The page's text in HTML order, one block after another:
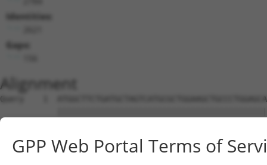
Identities:
Gaps:
Alignment
Query    1  ATGGCTTCTGATGCTAGTCATGCGCTGGAAGCTGCCCTGGAGCAAATGGACGGGATCATTGCAGGCACTAAAAC  74
            ||||||||||||||||||||||||||||||||||||||||||||||||||||||||||||||||||||||||||
Sbjct    1  ATGGCTTCTGATGCTAGTCATGCGCTGGAAGCTGCCCTGGAGCAAATGGACGGGATCATTGCAGGCACTAAAAC  74

Query   75  AGGTGCAGATCTTAGTGATGGTACTTGTGAGCCTGGACTGGCTTCCCCGGCCTCCTACATGAACCCCTTCCCGG  148
            ||||||||||||||||||||||||||||||||||||||||||||||||||||||||||||||||||||||||||
Sbjct   75  AGGTGCAGATCTTAGTGATGGTACTTGTGAGCCTGGACTGGCTTCCCCGGCCTCCTACATGAACCCCTTCCCGG  148

Query  149  TGCTCCATCTCATCGAGGACTTGAGGCTGGCCTTGGAGATGCTGGAGCTTCCTCAGGAGAGAGCAGCCCTCCTG  222
            ||||||||||||||||||||||||||||||||||||||||||||||||||||||||||||||||||||||||||
Sbjct  149  TGCTCCATCTCATCGAGGACTTGAGGCTGGCCTTGGAGATGCTGGAGCTTCCTCAGGAGAGAGCAGCCCTCCTG  222

Query  223  AGCCAGATCCCTGGCCCAACAGCTGCCTACATAAAGGAATGGTTTGAAGAGAGCTTGTCCCAGGTAAACCACCA  296
            ||||||||||||||||||||||||||||||||||||||||||||||||||||||||||||||||||||||||||
Sbjct  223  AGCCAGATCCCTGGCCCAACAGCTGCCTACATAAAGGAATGGTTTGAAGAGAGCTTGTCCCAGGTAAACCACCA  296

Query  297  CAGTGCTGCTAGTAATGAAACCTACCAGGAACGCTTGGCACGTCTAGAAGGGGATAAGGAGTCCCTCATATTGC  370
            ||||||||||||||||||||||||||||||||||||||||||||||||||||||||||||||||||||||||||
Sbjct  297  CAGTGCTGCTAGTAATGAAACCTACCAGGAACGCTTGGCACGTCTAGAAGGGGATAAGGAGTCCCTCATATTGC  370

Query  371  AGGTGAGTGTCATCACAGACCAAGTAGAAGCCCAGGGAGAAAAGATTCGAGACCTGGAAGTGTGTCTGGAAGGA  444
            |||||||||||.||||||||||||||||||||||||||||||||||||||||||||||||||||||||||||||
Sbjct  371  AGGTGAGTGTCCTCACAGACCAAGTAGAAGCCCAGGGAGAAAAGATTCGAGACCTGGAAGTGTGTCTGGAAGGA  444

Query  445  CACCAGGTGAAACTCAATGCTGCTGAAGAGATGCTTCAACAGGAGCTGCTAAGCCGCACATCTCTTGAGACCCA  518
            ||||||||||||||||||||||||||||||||||||||||||||||||||||||||||||||||||||||||||
Sbjct  445  CACCAGGTGAAACTCAATGCTGCTGAAGAGATGCTTCAACAGGAGCTGCTAAGCCGCACATCTCTTGAGACCCA  518

Query  519  GAAGCTCGATCTGATGACTGAAGTGTCTGAGCTGAAGCTCAAGCTGGTTGGCATGGAGAAGGAGCAGAGAGAGC  592
            ||||||||||||||||||||||||||||||||||||||||||||||||||||||||||||||||||||||||||
Sbjct  519  GAAGCTCGATCTGATGACTGAAGTGTCTGAGCTGAAGCTCAAGCTGGTTGGCATGGAGAAGGAGCAGAGAGAGC  592

Query  593  AGGAGGAGAAGCAGAGAAAAGCAGAGGAGTTACTGCAAGAGCTCAGGCACCTCAAAATCAAAGTGGAAGAGTTG  666
            ||||||||||||||||||||||||||||||||||||||||||||||||||||||||||||||||||||||||||
Sbjct  593  AGGAGGAGAAGCAGAGAAAAGCAGAGGAGTTACTGCAAGAGCTCAGGCACCTCAAAATCAAAGTGGAAGAGTTG  666

Query  667  GAAAATGAAAGGAATCAGTATGAATGGAAGCTAAAGGCCACTAAGGCTGAAGTCGCCCAGCTGCAAGAACAGGT  740
            ||||||||||||||||||||||||||||||||||||||||||||||||||||||||||||||||||||||||||
Sbjct  667  GAAAATGAAAGGAATCAGTATGAATGGAAGCTAAAGGCCACTAAGGCTGAAGTCGCCCAGCTGCAAGAACAGGT  740

Query  741  GGCCCTGAAAGATGCAGAAATTGAGCGTCTGCACAGCCAGCTCTCCCGGACAGCAGCTCTCCACAGTGAGAGTC  814
            ||||||||||||||||||||||||||||||||||||||||||||||||||||||||||||||||||||||||||
Sbjct  741  GGCCCTGAAAGATGCAGAAATTGAGCGTCTGCACAGCCAGCTCTCCCGGACAGCAGCTCTCCACAGTGAGAGTC  814

Query  815  ACACAGAGAGAGACCAAGAAATTCAACGTCTGAAAATGGGGATGGAAACTTTGCTGCTTGCCAATGAAGATAAG  888
            ||||||||||||||||||||||||||||||||||||||||||||||||||||||||||||||||||||||||||
Sbjct  815  ACACAGAGAGAGACCAAGAAATTCAACGTCTGAAAATGGGGATGGAAACTTTGCTGCTTGCCAATGAAGATAAG  888

Query  889  GACCGTCGGATAGAGGAGCTTACGGGGCTGTTAAACCAGTACCGGAAGGTAAAGGAGATTGTGATGGTCACTCA  962
            ||||||||||||||||||||||||||||||||||||||||||||||||||||||||||||||||||||||||||
Sbjct  889  GACCGTCGGATAGAGGAGCTTACGGGGCTGTTAAACCAGTACCGGAAGGTAAAGGAGATTGTGATGGTCACTCA  962

Query  963  AGGGCCTTCGGAGAGAACTCTCTCAATCAATGAAGAAGAACCGGAGGGAGGTTTCAGCAAGTGGAACGCTACAA  1036
            ||||||||||||||||||||||||||||||||||||||||||||||||||||||||||||||||||||||||||
Sbjct  963  AGGGCCTTCGGAGAGAACTCTCTCAATCAATGAAGAAGAACCGGAGGGAGGTTTCAGCAAGTGGAACGCTACAA  1036

Query 1037  ATAAGGACCCTGAAGAATTATTTAAACAAGAGATGCCTCCAAGATGTAGCTCTCCTACAGTGGGGCCACCTCCA  1110
            ||||||||||||||||||||||||||||||||||||||||||||||||||||||||||||||||||||||||||
Sbjct 1037  ATAAGGACCCTGAAGAATTATTTAAACAAGAGATGCCTCCAAGATGTAGCTCTCCTACAGTGGGGCCACCTCCA  1110

Query 1111  TTGCCACAGAAATCACTGGAAACCAGGGCTCAGAAAAAGCTCTCTTGTAGTCTAGAAGACTTGAGAAGTGAATC  1184
            ||||||||||||||||||||||||||||||||||||||||||||||||||||||||||||||||||||||||||
Sbjct 1111  TTGCCACAGAAATCACTGGAAACCAGGGCTCAGAAAAAGCTCTCTTGTAGTCTAGAAGACTTGAGAAGTGAATC  1184

Query 1185  TGTGGATAAGTGTATGGATGGGAACCAGCCCTTCCCGGTGTTAGAACCCAAGGACAGCCCTTTCTTGGCGGAGC  1258
            ||||||||||||||||||||||||||||||||||||||||||||||||||||||||||||||||||||||||||
Sbjct 1185  TGTGGATAAGTGTATGGATGGGAACCAGCCCTTCCCGGTGTTAGAACCCAAGGACAGCCCTTTCTTGGCGGAGC  1258

Query 1259  ACAAATATCCCACTTTACCTGGGAAGCTTTCAGGAGCCACGCCCAATGGAGAGGCTGCCAAATCTCCTCCCACC  1332
            ||||||||||||||||||||||||||||||||||||||||||||||||||||||||||||||||||||||||||
Sbjct 1259  ACAAATATCCCACTTTACCTGGGAAGCTTTCAGGAGCCACGCCCAATGGAGAGGCTGCCAAATCTCCTCCCACC  1332

Query 1333  ATCTGCCAGCCTGACGCCACGGGGAGCAGCCTGCTGAGGCTGA-------------------------------  1375
            |||||||||||||||||||||||||||||||||||||||||||                               
Sbjct 1333  ATCTGCCAGCCTGACGCCACGGGGAGCAGCCTGCTGAGGCTGAATCGTGGCCGGAGTGTCAGTGCCCCCGTATT  1406

Query 1376  --GAGACACAGAAAGTGGCTGGGATGACACTGCTGTGGTCAATGACCTCTCATCCACATCATCGGGCACTGAAT  1447
              ||||||||||||||||||||||.|||||||||||||||||||||||||||||||||||||||||||||||||
Sbjct 1407  AGGAGACACAGAAAGTGGCTGGGACGACACTGCTGTGGTCAATGACCTCTCATCCACATCATCGGGCACTGAAT  1480

Query 1448  CAGGTCCTCAGTCTCCTCTGACACCAGATGGTAAACGGAATCCCAAAGGCATTAAGAAGTTCTGGGGAAAAATC  1521
            ||||||||||||||||||||||||||||||||||||||||||||||||||||||||||||||||||||||||||
Sbjct 1481  CAGGTCCTCAGTCTCCTCTGACACCAGATGGTAAACGGAATCCCAAAGGCATTAAGAAGTTCTGGGGAAAAATC  1554

Query 1522  CGAAGAACTCAGTCAGGAAATTTCTACACTGACACGCTGGGGATGGCAGAGTTTCGACGAGGTGGGCTCCGGGC  1595
            ||||||||||||||||||||||||||||||||||||||||||||||||||||||||||||||||||||||||||
Sbjct 1555  CGAAGAACTCAGTCAGGAAATTTCTACACTGACACGCTGGGGATGGCAGAGTTTCGACGAGGTGGGCTCCGGGC  1628

Query 1596
GPP Web Portal Terms of